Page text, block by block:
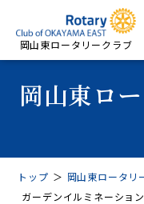
岡山東ロータリークラブ
岡山東ロ
トップ ＞ 岡山東ロータリ
ガーデンイルミネーショ